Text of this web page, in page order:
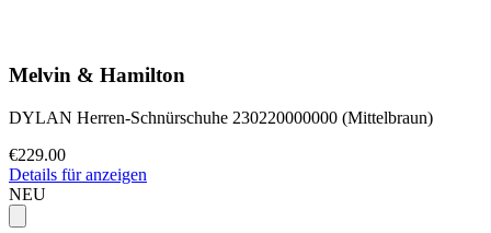
Melvin & Hamilton
DYLAN Herren-Schnürschuhe 230220000000 (Mittelbraun)
€229.00
Details für anzeigen
NEU